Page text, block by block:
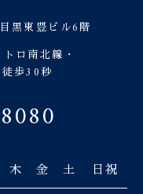
黒東豊ビル6階
ロ南北線・
歩30秒
木 金 土
日祝